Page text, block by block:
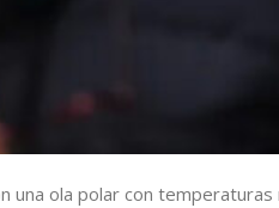
una ola polar con